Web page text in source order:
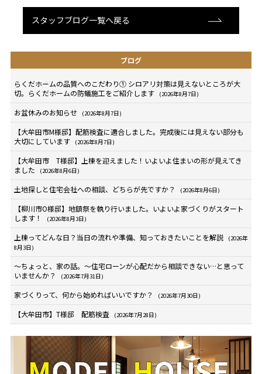
スタッフブログ一覧へ戻る
ブログ
らくだホームの品質へのこだわり① シロアリ対策は見えないところが大
切。らくだホームの防蟻施工をご紹介します
(2026年8月7日)
お盆休みのお知らせ (2026年8月7日)
【大牟田市M様邸】配筋検査に適合しました。完成後には見えない部分も
大切にしています
(2026年8月7日)
【大牟田市 T様邸】上棟を迎えました！いよいよ住まいの形が見えてき
ました
(2026年8月6日)
土地探しと住宅会社への相談、どちらが先ですか？ (2026年8月6日)
【柳川市O様邸】地鎮祭を執り行いました。いよいよ家づくりがスタート
します！
(2026年8月3日)
上棟ってどんな日？当日の流れや準備、知っておきたいことを解説
(2026年
8月3日)
～ちょっと、家の話。～住宅ローンが心配だから相談できない…と思って
いませんか？
(2026年7月31日)
家づくりって、何から始めればいいですか？ (2026年7月30日)
【大牟田市】T様邸 配筋検査 (2026年7月28日)